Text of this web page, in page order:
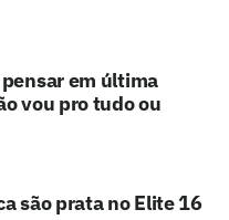
em última
vou pro tudo ou
são prata no Elite 16